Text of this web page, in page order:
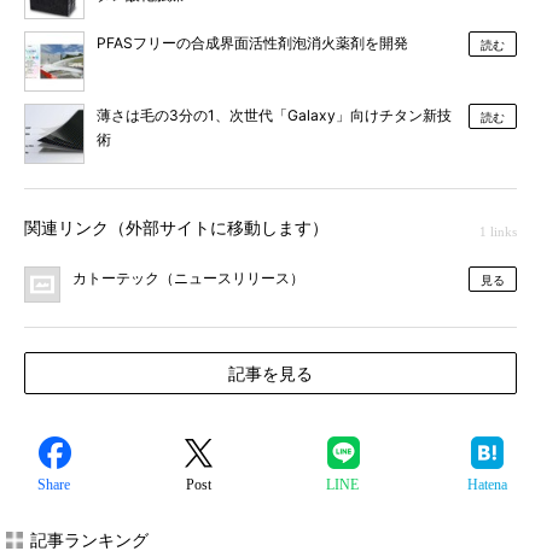
PFASフリーの合成界面活性剤泡消火薬剤を開発 読む
薄さは毛の3分の1、次世代「Galaxy」向けチタン新技
術
読む
関連リンク（外部サイトに移動します） 1 links
カトーテック（ニュースリリース） 見る
記事を見る
Share Post LINE Hatena
記事ランキング